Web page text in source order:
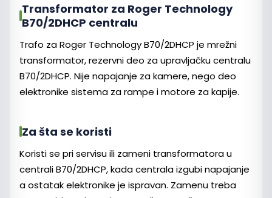
Transformator za Roger Technology
B70/2DHCP centralu
Trafo za Roger Technology B70/2DHCP je mrežni
transformator, rezervni deo za upravljačku centralu
B70/2DHCP. Nije napajanje za kamere, nego deo
elektronike sistema za rampe i motore za kapije.
Za šta se koristi
Koristi se pri servisu ili zameni transformatora u
centrali B70/2DHCP, kada centrala izgubi napajanje
a ostatak elektronike je ispravan. Zamenu treba